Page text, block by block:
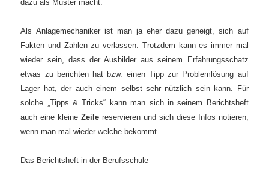
dazu als Muster macht.
Als Anlagemechaniker ist man ja eher dazu geneigt, sich auf
Fakten und Zahlen zu verlassen. Trotzdem kann es immer mal
wieder sein, dass der Ausbilder aus seinem Erfahrungsschatz
etwas zu berichten hat bzw. einen Tipp zur Problemlösung auf
Lager hat, der auch einem selbst sehr nützlich sein kann. Für
solche „Tipps & Tricks“ kann man sich in seinem Berichtsheft
auch eine kleineZeile reservieren und sich diese Infos notieren,
wenn man mal wieder welche bekommt.
Das Berichtsheft in der Berufsschule